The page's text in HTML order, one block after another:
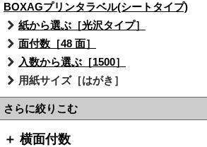
BOXAGプリンタラベル(シートタイプ)
紙から選ぶ［光沢タイプ］
面付数［48 面］
入数から選ぶ［1500］
用紙サイズ［はがき］
さらに絞りこむ
＋ 横面付数